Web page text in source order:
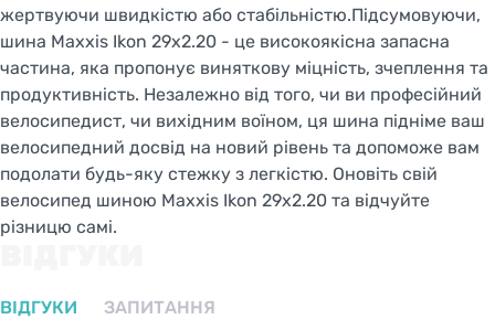
жертвуючи швидкістю або стабільністю.Підсумовуючи,
шина Maxxis Ikon 29x2.20 - це високоякісна запасна
частина, яка пропонує виняткову міцність, зчеплення та
продуктивність. Незалежно від того, чи ви професійний
велосипедист, чи вихідним воїном, ця шина підніме ваш
велосипедний досвід на новий рівень та допоможе вам
подолати будь-яку стежку з легкістю. Оновіть свій
велосипед шиною Maxxis Ikon 29x2.20 та відчуйте
різницю самі.
ВІДГУКИ ЗАПИТАННЯ